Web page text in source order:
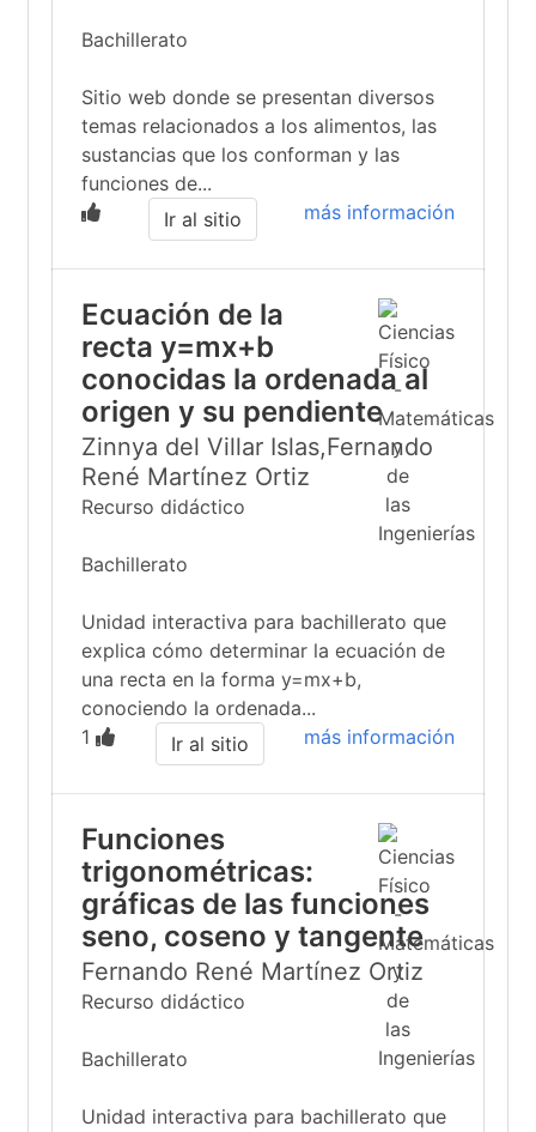
Bachillerato
Sitio web donde se presentan diversos
temas relacionados a los alimentos, las
sustancias que los conforman y las
funciones de...
más información
Ir al sitio
Ecuación de la
recta y=mx+b
conocidas la ordenada al
origen y su pendiente
Zinnya del Villar Islas,Fernando
René Martínez Ortiz
Recurso didáctico
Bachillerato
Unidad interactiva para bachillerato que
explica cómo determinar la ecuación de
una recta en la forma y=mx+b,
conociendo la ordenada...
1
más información
Ir al sitio
Funciones
trigonométricas:
gráficas de las funciones
seno, coseno y tangente
Fernando René Martínez Ortiz
Recurso didáctico
Bachillerato
Unidad interactiva para bachillerato que